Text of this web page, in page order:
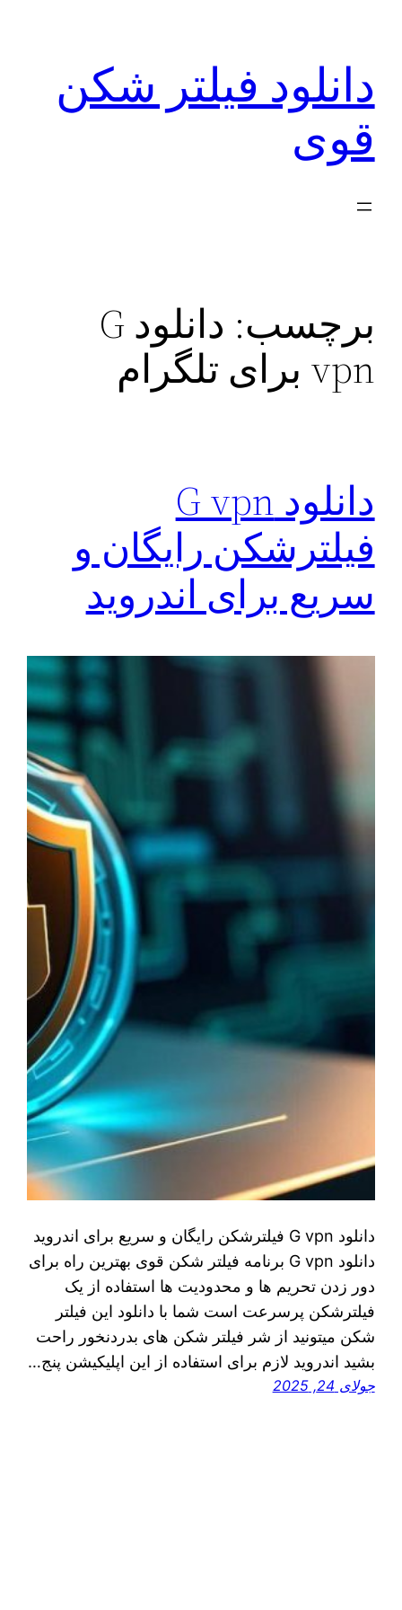
دانلود فیلتر شکن
قوی
برچسب:
دانلود G
vpn برای تلگرام
دانلود G vpn
فیلترشکن رایگان و
سریع برای اندروید
دانلود G vpn فیلترشکن رایگان و سریع برای اندروید
دانلود G vpn برنامه فیلتر شکن قوی بهترین راه برای
دور زدن تحریم ها و محدودیت ها استفاده از یک
فیلترشکن پرسرعت است شما با دانلود این فیلتر
شکن میتونید از شر فیلتر شکن های بدردنخور راحت
بشید اندروید لازم برای استفاده از این اپلیکیشن پنج…
جولای 24, 2025